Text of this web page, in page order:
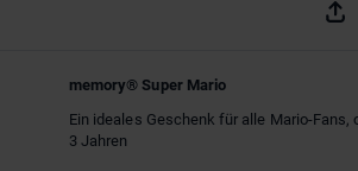
memory® Super Mario
Ein ideales Geschenk für alle Mario-Fans,
3 Jahren